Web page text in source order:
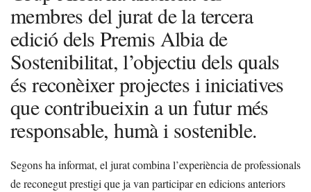
membres del jurat de la tercera
edició dels Premis Albia de
Sostenibilitat, l’objectiu dels quals
és reconèixer projectes i iniciatives
que contribueixin a un futur més
responsable, humà i sostenible.
Segons ha informat, el jurat combina l’experiència de professionals
de reconegut prestigi que ja van participar en edicions anteriors